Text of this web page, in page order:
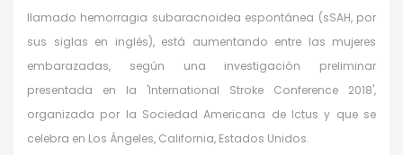
llamado hemorragia subaracnoidea espontánea (sSAH, por
sus siglas en inglés), está aumentando entre las mujeres
embarazadas, según una investigación preliminar
presentada en la 'International Stroke Conference 2018',
organizada por la Sociedad Americana de Ictus y que se
celebra en Los Ángeles, California, Estados Unidos.